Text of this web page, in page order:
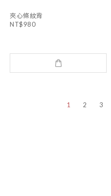
夾心條紋背
NT$980
1 2 3